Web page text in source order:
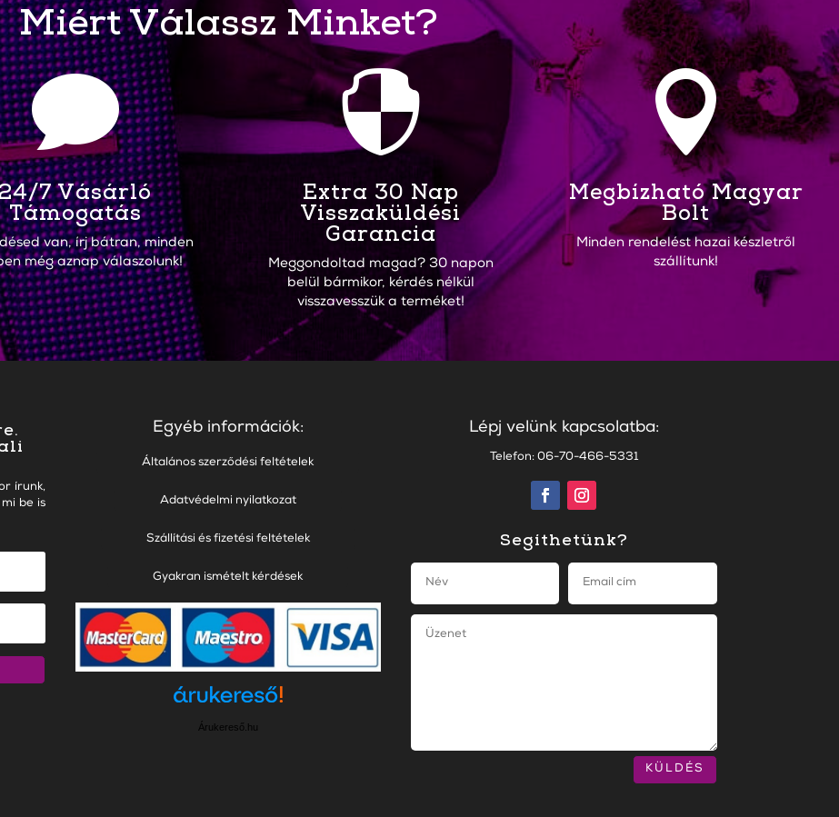
Miért Válassz Minket?

7 Vásárló
Támogatás
van, írj bátran, minden
még aznap válaszolunk!

Extra 30 Nap
Visszaküldési
Garancia
Meggondoltad magad? 30 napon
belül bármikor, kérdés nélkül
visszavesszük a terméket!

Megbízható Magyar
Bolt
Minden rendelést hazai készletről
szállítunk!
írunk,
be is
Egyéb információk:
Általános szerződési feltételek
Adatvédelmi nyilatkozat
Szállítási és fizetési feltételek
Gyakran ismételt kérdések
Árukereső.hu
Lépj velünk kapcsolatba:
Telefon: 06-70-466-5331
Segíthetünk?
KÜLDÉS